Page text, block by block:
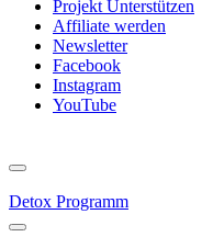
Projekt Unterstützen
Affiliate werden
Newsletter
Facebook
Instagram
YouTube
Detox Programm